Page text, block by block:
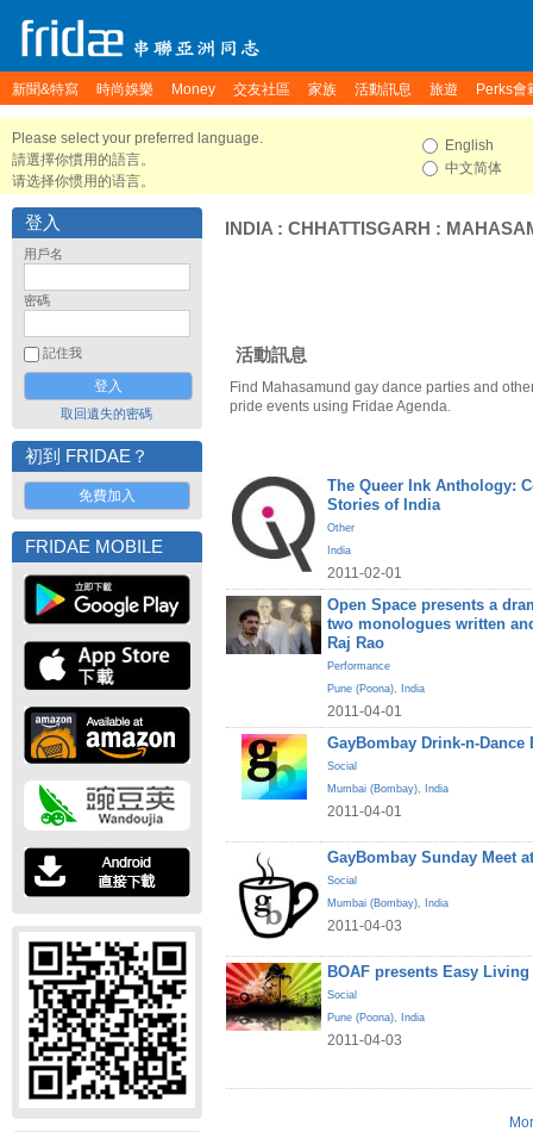
新聞&特寫 時尚娛樂 Money 交友社區 家族 活動訊息 旅遊 Perks會
Please select your preferred language.
請選擇你慣用的語言。
请选择你惯用的语言。
English
中文简体
登入
用戶名
密碼
記住我
取回遺失的密碼
初到 FRIDAE？
免費加入
FRIDAE MOBILE
INDIA : CHHATTISGARH :
活動訊息
Find Mahasamund gay dance parties and
pride events using Fridae Agenda.
The Queer Ink Anthology:
Stories of India
Other
India
2011-02-01
Open Space presents a
two monologues written
Raj Rao
Performance
Pune (Poona), India
2011-04-01
GayBombay Drink-n-Dance
Social
Mumbai (Bombay), India
2011-04-01
GayBombay Sunday Meet
Social
Mumbai (Bombay), India
2011-04-03
BOAF presents Easy
Social
Pune (Poona), India
2011-04-03